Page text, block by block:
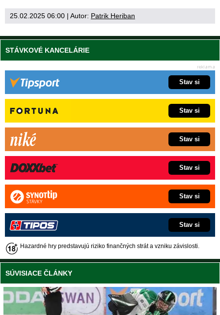
25.02.2025 06:00 | Autor: Patrik Heriban
STÁVKOVÉ KANCELÁRIE
Stav si
Stav si
Stav si
Stav si
Stav si
Stav si
Hazardné hry predstavujú riziko finančných strát a vzniku závislosti.
SÚVISIACE ČLÁNKY